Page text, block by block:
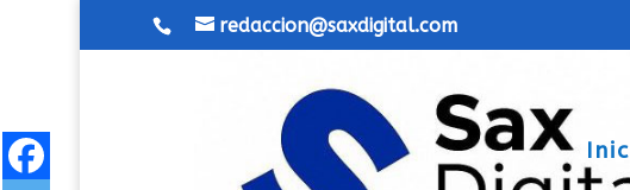
redaccion@saxdigital.com